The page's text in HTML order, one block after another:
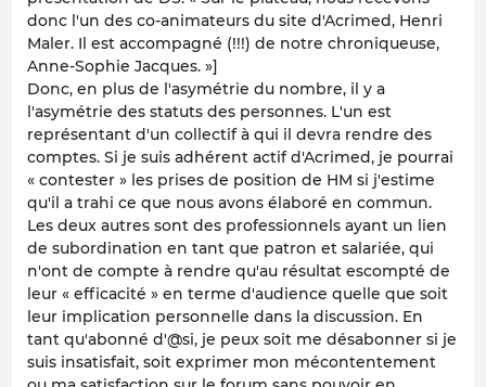
donc l'un des co-animateurs du site d'Acrimed, Henri
Maler. Il est accompagné (!!!) de notre chroniqueuse,
Anne-Sophie Jacques. »]
Donc, en plus de l'asymétrie du nombre, il y a
l'asymétrie des statuts des personnes. L'un est
représentant d'un collectif à qui il devra rendre des
comptes. Si je suis adhérent actif d'Acrimed, je pourrai
« contester » les prises de position de HM si j'estime
qu'il a trahi ce que nous avons élaboré en commun.
Les deux autres sont des professionnels ayant un lien
de subordination en tant que patron et salariée, qui
n'ont de compte à rendre qu'au résultat escompté de
leur « efficacité » en terme d'audience quelle que soit
leur implication personnelle dans la discussion. En
tant qu'abonné d'@si, je peux soit me désabonner si je
suis insatisfait, soit exprimer mon mécontentement